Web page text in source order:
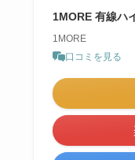
1MORE 有線ハ
1MORE
口コミを見る